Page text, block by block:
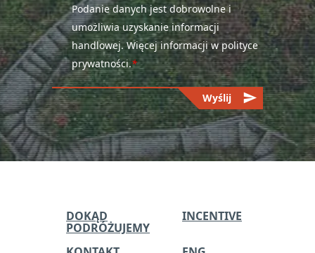
Podanie danych jest dobrowolne i
umożliwia uzyskanie informacji
handlowej. Więcej informacji w polityce
prywatności.*
Wyślij send
Please
leave
DOKĄD
PODRÓŻUJEMY
INCENTIVE